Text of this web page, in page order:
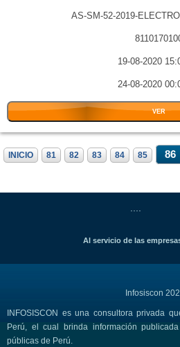
AS-SM-52-2019-
19-08-2020
24-08-2020
VER
INICIO 81 82 83 84 85 86
Al servicio de las
Infosiscon
INFOSISCON es una consultora privada
Perú, el cual brinda información
públicas de Perú.